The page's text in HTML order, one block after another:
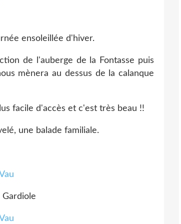
ensoleillée d'hiver.
de l'auberge de la Fontasse puis
mènera au dessus de la calanque
facile d'accès et c'est très beau !!
une balade familiale.
Gardiole